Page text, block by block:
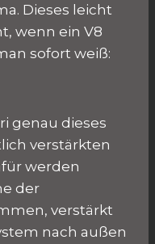
Dieses leicht
wenn ein V8
sofort weiß:
genau dieses
verstärkten
werden
der
verstärkt
nach außen